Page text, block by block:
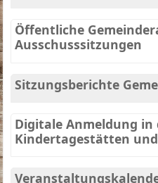
Öffentliche
Ausschusssitzungen
Sitzungsberichte
Digitale Anmeldung
Kindertagestätten